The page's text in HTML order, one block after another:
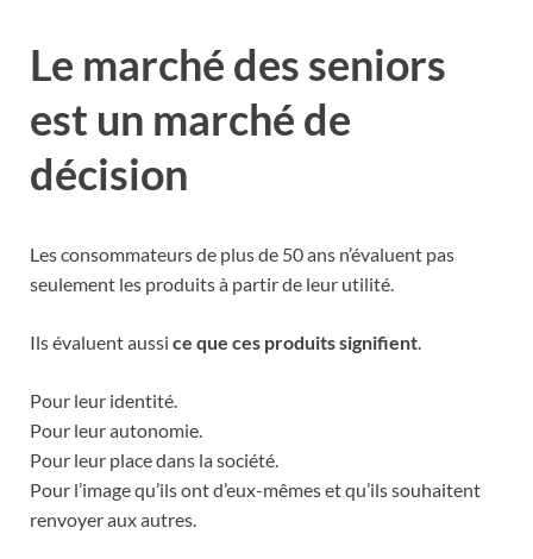
Le marché des seniors
est un marché de
décision
Les consommateurs de plus de 50 ans n’évaluent pas
seulement les produits à partir de leur utilité.
Ils évaluent aussi ce que ces produits signifient.
Pour leur identité.
Pour leur autonomie.
Pour leur place dans la société.
Pour l’image qu’ils ont d’eux-mêmes et qu’ils souhaitent
renvoyer aux autres.